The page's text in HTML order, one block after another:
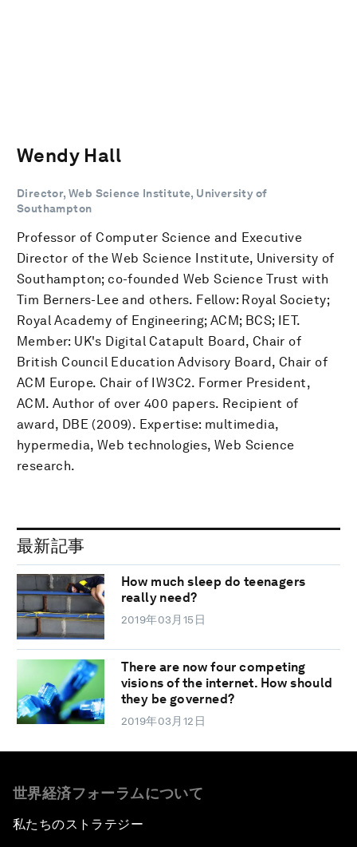
Wendy Hall
Director, Web Science Institute, University of
Southampton
Professor of Computer Science and Executive
Director of the Web Science Institute, University of
Southampton; co-founded Web Science Trust with
Tim Berners-Lee and others. Fellow: Royal Society;
Royal Academy of Engineering; ACM; BCS; IET.
Member: UK's Digital Catapult Board, Chair of
British Council Education Advisory Board, Chair of
ACM Europe. Chair of IW3C2. Former President,
ACM. Author of over 400 papers. Recipient of
award, DBE (2009). Expertise: multimedia,
hypermedia, Web technologies, Web Science
research.
最新記事
How much sleep do teenagers
really need?
2019年03月15日
There are now four competing
visions of the internet. How should
they be governed?
2019年03月12日
世界経済フォーラムについて
私たちのストラテジー